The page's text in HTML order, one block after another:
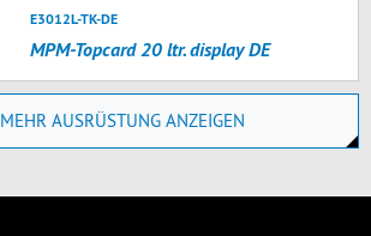
E3012L-TK-DE
MPM-Topcard 20 ltr. display DE
MEHR AUSRÜSTUNG ANZEIGEN